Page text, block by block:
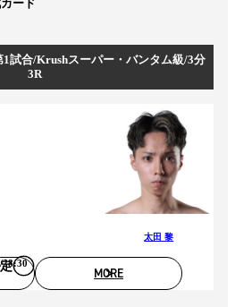
ード
試合/Krushスーパー・バンタム級/3分
3R
28:30
太田 黎
MORE